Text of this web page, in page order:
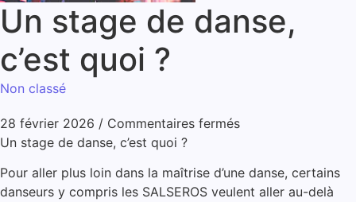
Un stage de danse,
c’est quoi ?
Non classé
28 février 2026 / Commentaires fermés
Un stage de danse, c’est quoi ?
Pour aller plus loin dans la maîtrise d’une danse, certains
danseurs y compris les SALSEROS veulent aller au-delà